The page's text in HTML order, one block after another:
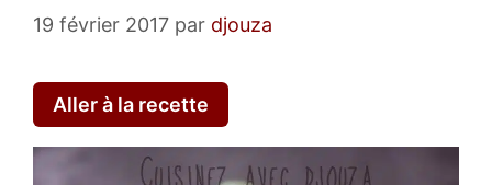
19 février 2017 par djouza
Aller à la recette